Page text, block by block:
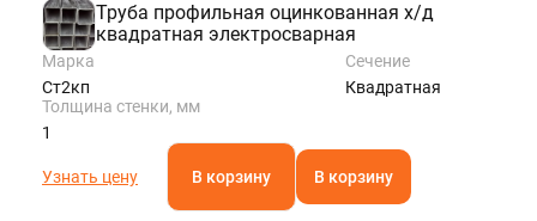
Труба профильная оцинкованная х/д
квадратная электросварная
Марка
Ст2кп
Сечение
Квадратная
Толщина стенки, мм
1
Узнать цену В корзину В корзину